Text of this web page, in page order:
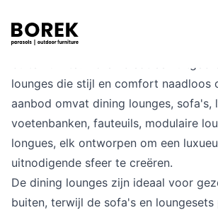
Producten
Alle producten
Tafels
Lounge
Collecties
Merken
Ontdek onze
Borek
Max & Luuk
Projecten
Verkooppunten
Flagship stores
Premium stores
Zoek
Op zoek naar de perfecte lounge voor
lounges die stijl en comfort naadloos
aanbod omvat dining lounges, sofa's,
voetenbanken, fauteuils, modulaire
longues, elk ontworpen om een
uitnodigende sfeer te creëren.
De dining lounges zijn ideaal voor
buiten, terwijl de sofa's en